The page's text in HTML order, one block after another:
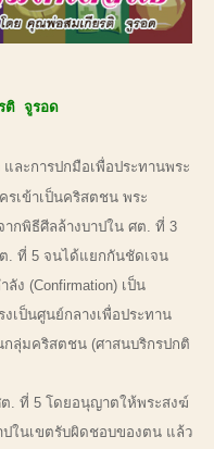
ติ จูรอด
ละการปกมือเพื่อประทานพระ
รเข้าเป็นคริสตชน พระ
ากพิธีศีลล้างบาปใน ศต. ที่ 3
. ที่ 5 จนได้แยกกันชัดเจน
ง (Confirmation) เป็น
เป็นศูนย์กลางเพื่อประทาน
กลุ่มคริสตชน (ศาสนบริกรปกติ
ต. ที่ 5 โดยอนุญาตให้พระสงฆ์
ปในเขตรับผิดชอบของตน แล้ว